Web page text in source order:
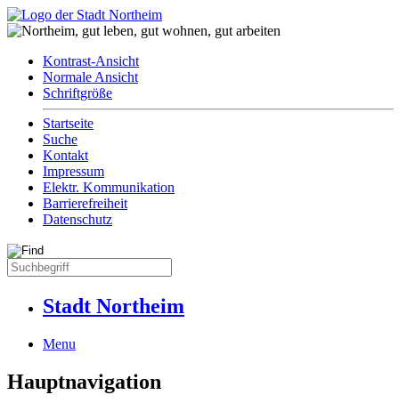
Kontrast-Ansicht
Normale Ansicht
Schriftgröße
Startseite
Suche
Kontakt
Impressum
Elektr. Kommunikation
Barrierefreiheit
Datenschutz
Stadt Northeim
Menu
Hauptnavigation